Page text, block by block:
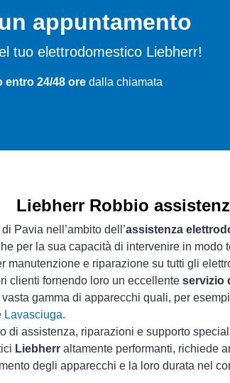
appuntamento
tuo elettrodomestico Liebherr!
entro 24/48 ore dalla chiamata
Liebherr Robbio
Pavia nell’ambito dell’assistenza
per la sua capacità di intervenire in modo
manutenzione e riparazione su tutti gli
clienti fornendo loro un eccellente servizio
gamma di apparecchi quali, per
Lavasciuga.
di assistenza, riparazioni e supporto
Liebherr altamente performanti, richiede
degli apparecchi e la loro durata nel